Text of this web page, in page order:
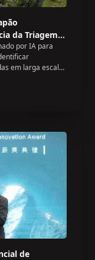
da Triagem
por IA para
em larga escala,
pela população
de